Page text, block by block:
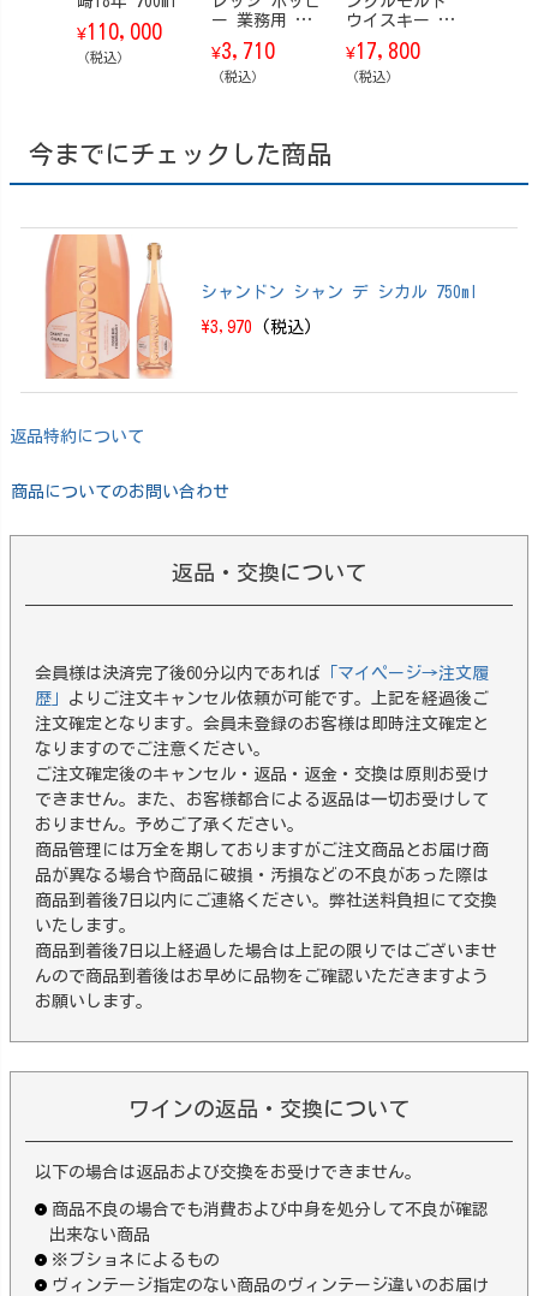
¥110,000
（税込）
ー 業務用 瓶
360ml 20本/ケ
ース
¥3,710
（税込）
ウイスキー 白
州 Story of t
he Distillery
（ストーリ
¥17,800
（税込）
今までにチェックした商品
シャンドン シャン デ シカル 750ml
\3,970 (税込)
返品特約について
商品についてのお問い合わせ
返品・交換について
会員様は決済完了後60分以内であれば 「マイページ→注文履
歴」 よりご注文キャンセル依頼が可能です。上記を経過後ご
注文確定となります。会員未登録のお客様は即時注文確定と
なりますのでご注意ください。
ご注文確定後のキャンセル・返品・返金・交換は原則お受け
できません。また、お客様都合による返品は一切お受けして
おりません。予めご了承ください。
商品管理には万全を期しておりますがご注文商品とお届け商
品が異なる場合や商品に破損・汚損などの不良があった際は
商品到着後7日以内にご連絡ください。弊社送料負担にて交換
いたします。
商品到着後7日以上経過した場合は上記の限りではございませ
んので商品到着後はお早めに品物をご確認いただきますよう
お願いします。
ワインの返品・交換について
以下の場合は返品および交換をお受けできません。
商品不良の場合でも消費および中身を処分して不良が確認
出来ない商品
※ブショネによるもの
ヴィンテージ指定のない商品のヴィンテージ違いのお届け